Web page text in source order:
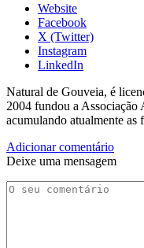
Website
Facebook
X (Twitter)
Instagram
LinkedIn
Natural de Gouveia, é
2004 fundou a
acumulando atualmente as
Adicionar comentário
Deixe uma mensagem